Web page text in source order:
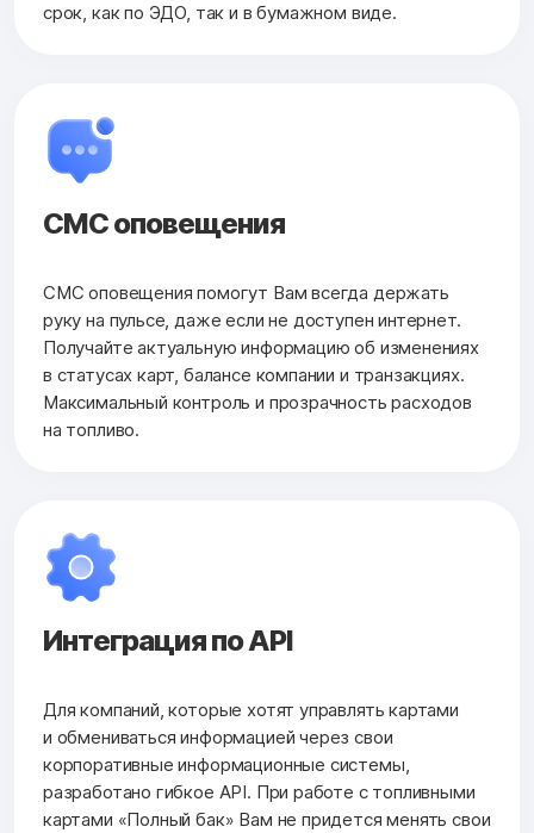
срок, как по ЭДО, так и в бумажном виде.
СМС оповещения
СМС оповещения помогут Вам всегда держать
руку на пульсе, даже если не доступен интернет.
Получайте актуальную информацию об изменениях
в статусах карт, балансе компании и транзакциях.
Максимальный контроль и прозрачность расходов
на топливо.
Интеграция по API
Для компаний, которые хотят управлять картами
и обмениваться информацией через свои
корпоративные информационные системы,
разработано гибкое API. При работе с топливными
картами «Полный бак» Вам не придется менять свои